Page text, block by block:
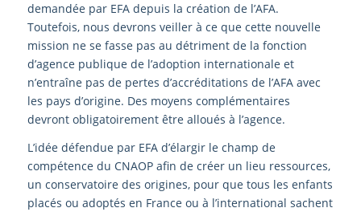
demandée par EFA depuis la création de l’AFA.
Toutefois, nous devrons veiller à ce que cette nouvelle
mission ne se fasse pas au détriment de la fonction
d’agence publique de l’adoption internationale et
n’entraîne pas de pertes d’accréditations de l’AFA avec
les pays d’origine. Des moyens complémentaires
devront obligatoirement être alloués à l’agence.
L’idée défendue par EFA d’élargir le champ de
compétence du CNAOP afin de créer un lieu ressources,
un conservatoire des origines, pour que tous les enfants
placés ou adoptés en France ou à l’international sachent